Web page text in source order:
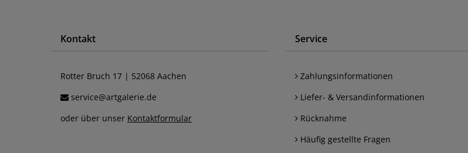
Kontakt
Rotter Bruch 17 | 52068 Aachen
service@artgalerie.de
oder über unser Kontaktformular
Service
Zahlungsinformationen
Liefer- & Versandinformationen
Rücknahme
Häufig gestellte Fragen